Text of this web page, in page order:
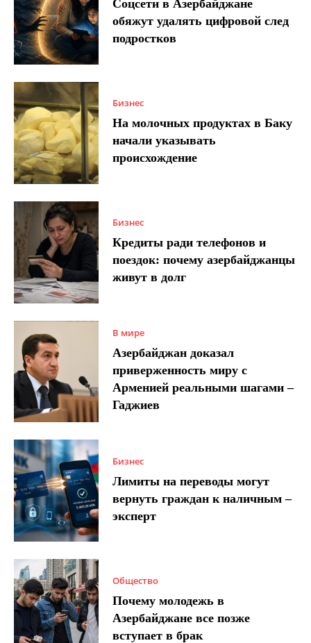
Соцсети в Азербайджане
обяжут удалять цифровой след
подростков
Бизнес
На молочных продуктах в Баку
начали указывать
происхождение
Бизнес
Кредиты ради телефонов и
поездок: почему азербайджанцы
живут в долг
В мире
Азербайджан доказал
приверженность миру с
Арменией реальными шагами –
Гаджиев
Бизнес
Лимиты на переводы могут
вернуть граждан к наличным –
эксперт
Общество
Почему молодежь в
Азербайджане все позже
вступает в брак